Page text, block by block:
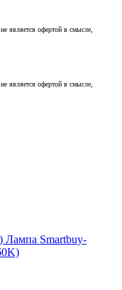
является офертой в смысле,
является офертой в смысле,
Лампа Smartbuy-